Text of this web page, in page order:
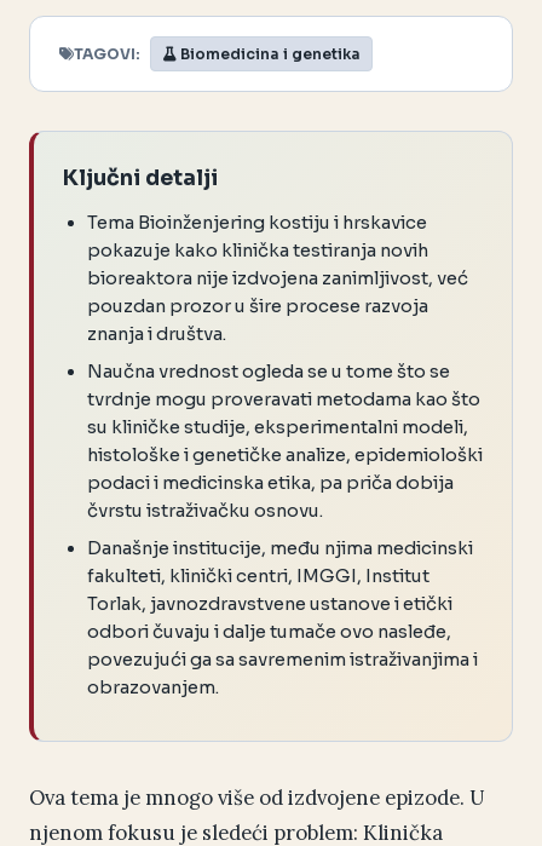
TAGOVI: Biomedicina i genetika
Ključni detalji
Tema Bioinženjering kostiju i hrskavice
pokazuje kako klinička testiranja novih
bioreaktora nije izdvojena zanimljivost, već
pouzdan prozor u šire procese razvoja
znanja i društva.
Naučna vrednost ogleda se u tome što se
tvrdnje mogu proveravati metodama kao što
su kliničke studije, eksperimentalni modeli,
histološke i genetičke analize, epidemiološki
podaci i medicinska etika, pa priča dobija
čvrstu istraživačku osnovu.
Današnje institucije, među njima medicinski
fakulteti, klinički centri, IMGGI, Institut
Torlak, javnozdravstvene ustanove i etički
odbori čuvaju i dalje tumače ovo nasleđe,
povezujući ga sa savremenim istraživanjima i
obrazovanjem.
Ova tema je mnogo više od izdvojene epizode. U
njenom fokusu je sledeći problem: Klinička